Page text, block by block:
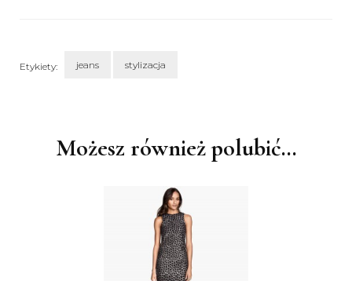
Etykiety: jeans stylizacja
Możesz również polubić…